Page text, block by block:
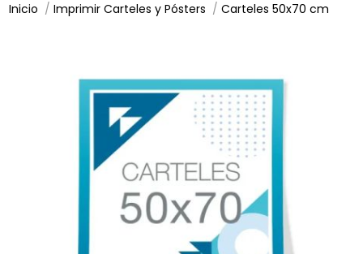
Inicio Imprimir Carteles y Pósters Carteles 50x70 cm